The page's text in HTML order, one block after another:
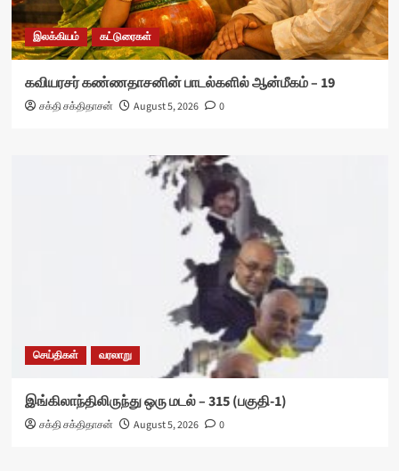
இலக்கியம் கட்டுரைகள்
கவியரசர் கண்ணதாசனின் பாடல்களில் ஆன்மீகம் – 19
சக்தி சக்திதாசன் August 5, 2026 0
செய்திகள் வரலாறு
இங்கிலாந்திலிருந்து ஒரு மடல் – 315 (பகுதி-1)
சக்தி சக்திதாசன் August 5, 2026 0